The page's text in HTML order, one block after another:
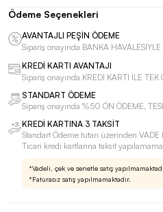
Ödeme Seçenekleri
AVANTAJLI PEŞİN ÖDEME
Sipariş onayında BANKA HAVALESİYLE
KREDİ KARTI AVANTAJI
Sipariş onayında KREDİ KARTI İLE TEK
STANDART ÖDEME
Sipariş onayında %50 ÖN ÖDEME,
KREDİ KARTINA 3 TAKSİT
Standart Ödeme tutarı üzerinden VADE
Ticari kredi kartlarına taksit
*Vadeli, çek ve senetle satış
*Faturasız satış yapılmamaktadır.